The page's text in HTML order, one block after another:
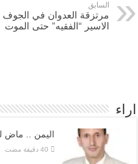
السابق
مرتزقة العدوان في الجوف
الاسير “الفقيه” حتى الموت
اراء
اليمن .. ماض